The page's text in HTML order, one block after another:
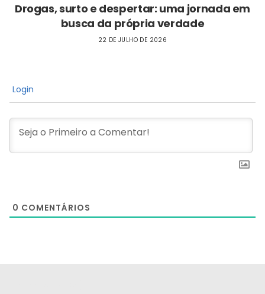
Drogas, surto e despertar: uma jornada em
busca da própria verdade
22 DE JULHO DE 2026
Login
0 COMENTÁRIOS